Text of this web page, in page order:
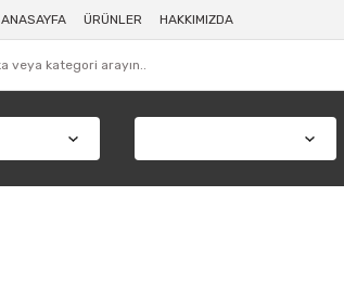
ANASAYFA ÜRÜNLER HAKKIMIZDA